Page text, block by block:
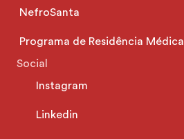
NefroSanta
Programa de Residência Médica
Social
Instagram
Linkedin